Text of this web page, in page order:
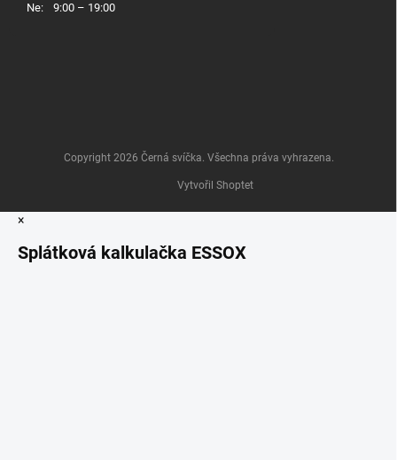
Ne:
9:00 – 19:00
Vytvořil Shoptet
Copyright 2026 Černá svíčka . Všechna práva vyhrazena.
×
Splátková kalkulačka ESSOX